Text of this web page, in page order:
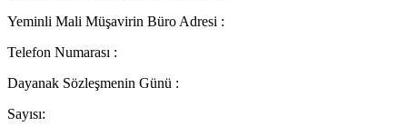
Yeminli Mali Müşavirin Büro Adresi :
Telefon Numarası :
Dayanak Sözleşmenin Günü :
Sayısı: